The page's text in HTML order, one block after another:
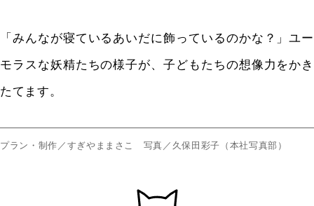
「みんなが寝ているあいだに飾っているのかな？」ユー
モラスな妖精たちの様子が、子どもたちの想像力をかき
たてます。
プラン・制作／すぎやままさこ 写真／久保田彩子（本社写真部）